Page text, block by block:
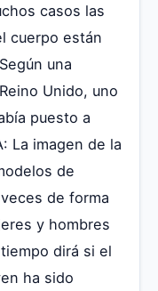
casos las
cuerpo están
una
Unido, uno
puesto a
La imagen de la
de
de forma
y hombres
dirá si el
ha sido